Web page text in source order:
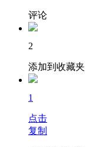
评论
2
添加到收藏夹
1
点击
复制